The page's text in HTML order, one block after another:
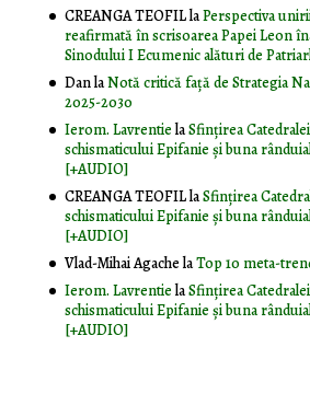
CREANGA TEOFILlaPerspectiva
reafirmată în scrisoarea Papei Leon
Sinodului I Ecumenic alături de
DanlaNotă critică faţă de Strategia
2025-2030
Ierom. LavrentielaSfințirea
schismaticului Epifanie și buna
[+AUDIO]
CREANGA TEOFILlaSfințirea
schismaticului Epifanie și buna
[+AUDIO]
Vlad-Mihai AgachelaTop 10 meta-
Ierom. LavrentielaSfințirea
schismaticului Epifanie și buna
[+AUDIO]